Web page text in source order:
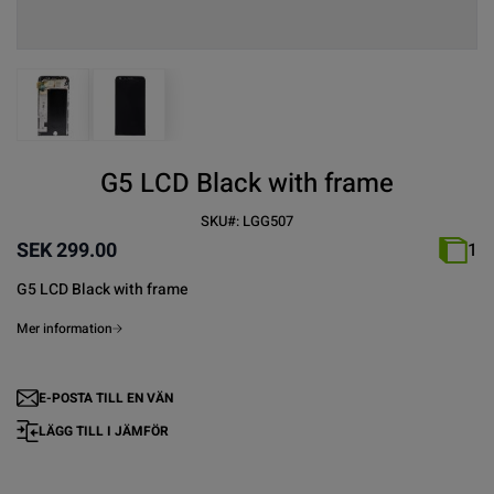
View larger imageView larger image
G5 LCD Black with frame
SKU#: LGG507
SEK 299.00 1
G5 LCD Black with frame
Mer information
E-POSTA TILL EN VÄN
LÄGG TILL I JÄMFÖR